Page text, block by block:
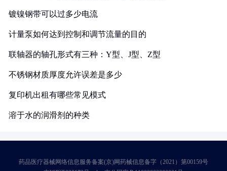
镀镍钢带可以过多少电流
计量泵如何达到控制和调节流量的目的
联轴器的轴孔形式有三种：Y型、J型、Z型
不锈钢材质厚度允许误差是多少
复印机出租有哪些常见模式
溶于水的润滑剂的种类
药品医疗器械网络信息服务备案(京)网药械信息备字（2021）第00159号